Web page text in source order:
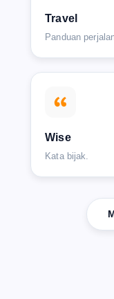
Travel
Panduan
Wise
Kata bijak.